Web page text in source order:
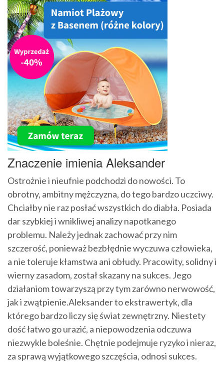
Znaczenie imienia Aleksander
Ostrożnie i nieufnie podchodzi do nowości. To
obrotny, ambitny mężczyzna, do tego bardzo uczciwy.
Chciałby nie raz posłać wszystkich do diabła. Posiada
dar szybkiej i wnikliwej analizy napotkanego
problemu. Należy jednak zachować przy nim
szczerość, ponieważ bezbłędnie wyczuwa człowieka,
a nie toleruje kłamstwa ani obłudy. Pracowity, solidny i
wierny zasadom, został skazany na sukces. Jego
działaniom towarzyszą przy tym zarówno nerwowość,
jak i zwątpienie.Aleksander to ekstrawertyk, dla
którego bardzo liczy się świat zewnętrzny. Niestety
dość łatwo go urazić, a niepowodzenia odczuwa
niezwykle boleśnie. Chętnie podejmuje ryzyko i nieraz,
za sprawą wyjątkowego szczęścia, odnosi sukces.